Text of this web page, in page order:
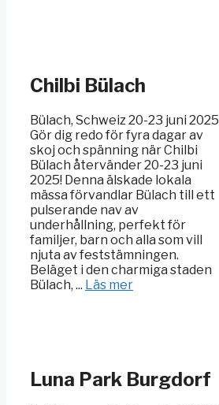
Chilbi Bülach
Bülach, Schweiz 20-23 juni 2025
Gör dig redo för fyra dagar av
skoj och spänning när Chilbi
Bülach återvänder 20-23 juni
2025! Denna älskade lokala
mässa förvandlar Bülach till ett
pulserande nav av
underhållning, perfekt för
familjer, barn och alla som vill
njuta av feststämningen.
Beläget i den charmiga staden
Bülach, ... Läs mer
Luna Park Burgdorf